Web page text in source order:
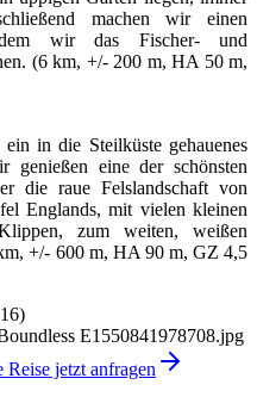
machen wir einen
wir das Fischer- und
(6 km, +/- 200 m, HA 50 m,
in die Steilküste gehauenes
genießen eine der schönsten
die raue Felslandschaft von
Englands, mit vielen kleinen
zum weiten, weißen
+/- 600 m, HA 90 m, GZ 4,5
jetzt anfragen